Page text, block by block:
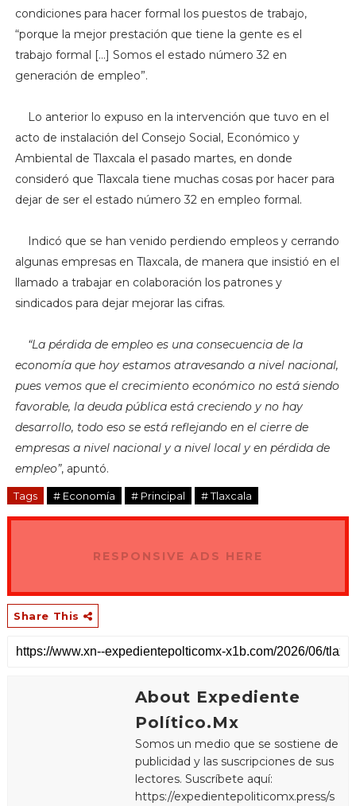
condiciones para hacer formal los puestos de trabajo,
“porque la mejor prestación que tiene la gente es el
trabajo formal […] Somos el estado número 32 en
generación de empleo”.
Lo anterior lo expuso en la intervención que tuvo en el
acto de instalación del Consejo Social, Económico y
Ambiental de Tlaxcala el pasado martes, en donde
consideró que Tlaxcala tiene muchas cosas por hacer para
dejar de ser el estado número 32 en empleo formal.
Indicó que se han venido perdiendo empleos y cerrando
algunas empresas en Tlaxcala, de manera que insistió en el
llamado a trabajar en colaboración los patrones y
sindicados para dejar mejorar las cifras.
“La pérdida de empleo es una consecuencia de la
economía que hoy estamos atravesando a nivel nacional,
pues vemos que el crecimiento económico no está siendo
favorable, la deuda pública está creciendo y no hay
desarrollo, todo eso se está reflejando en el cierre de
empresas a nivel nacional y a nivel local y en pérdida de
empleo”, apuntó.
Tags # Economía # Principal # Tlaxcala
RESPONSIVE ADS HERE
Share This
About Expediente
Político.Mx
Somos un medio que se sostiene de
publicidad y las suscripciones de sus
lectores. Suscríbete aquí:
https://expedientepoliticomx.press/s